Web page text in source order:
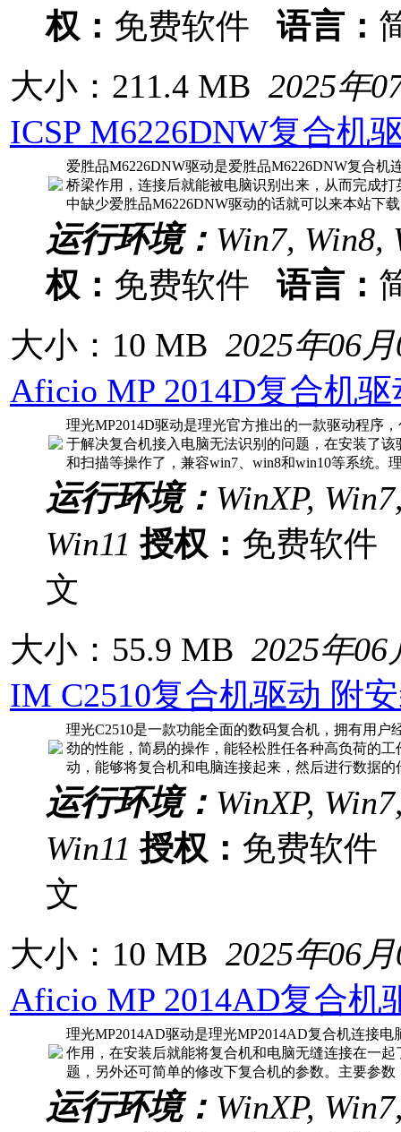
权： 免费软件 语言：
大小：211.4 MB 2025年
ICSP M6226DNW复合机
爱胜品M6226DNW驱动是爱胜品M6226DNW复合机
桥梁作用，连接后就能被电脑识别出来，从而完成
中缺少爱胜品M6226DNW驱动的话就可以来本站下
运行环境： Win7, Win8,
权： 免费软件 语言：
大小：10 MB 2025年06
Aficio MP 2014D复合机
理光MP2014D驱动是理光官方推出的一款驱动程序
于解决复合机接入电脑无法识别的问题，在安装了
和扫描等操作了，兼容win7、win8和win10等系统。
运行环境： WinXP,
Win11 授权： 免费软
文
大小：55.9 MB 2025年06
IM C2510复合机驱动 附
理光C2510是一款功能全面的数码复合机，拥有用户
劲的性能，简易的操作，能轻松胜任各种高负荷的
动，能够将复合机和电脑连接起来，然后进行数据
运行环境： WinXP,
Win11 授权： 免费软
文
大小：10 MB 2025年06
Aficio MP 2014AD复合机
理光MP2014AD驱动是理光MP2014AD复合机连接
作用，在安装后就能将复合机和电脑无缝连接在一
题，另外还可简单的修改下复合机的参数。主要参
运行环境： WinXP,